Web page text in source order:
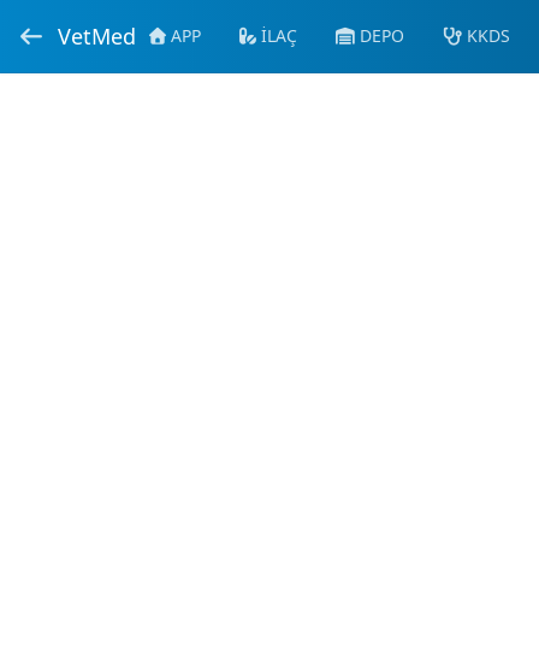
VetMed APP İLAÇ DEPO KKDS